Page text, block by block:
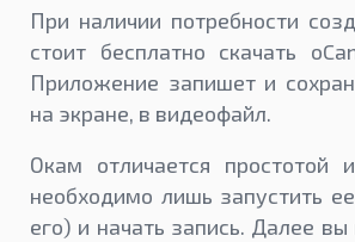
При наличии потребности
стоит бесплатно скачать
Приложение запишет и
на экране, в видеофайл.
Окам отличается
необходимо лишь запустить
его) и начать запись. Далее